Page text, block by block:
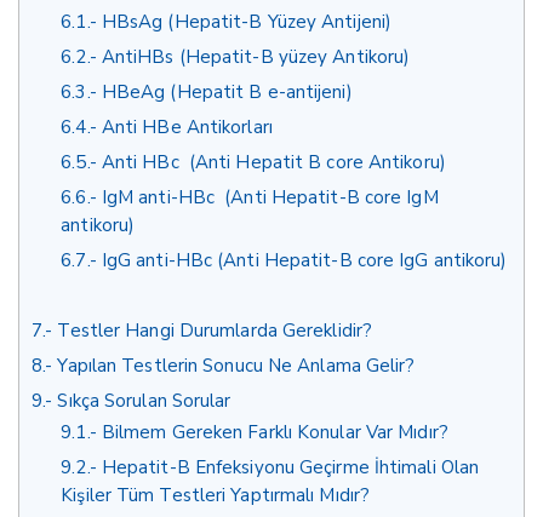
6.1. HBsAg (Hepatit-B Yüzey Antijeni)
6.2. AntiHBs (Hepatit-B yüzey Antikoru)
6.3. HBeAg (Hepatit B e-antijeni)
6.4. Anti HBe Antikorları
6.5. Anti HBc (Anti Hepatit B core Antikoru)
6.6. IgM anti-HBc (Anti Hepatit-B core IgM
antikoru)
6.7. IgG anti-HBc (Anti Hepatit-B core IgG antikoru)
7. Testler Hangi Durumlarda Gereklidir?
8. Yapılan Testlerin Sonucu Ne Anlama Gelir?
9. Sıkça Sorulan Sorular
9.1. Bilmem Gereken Farklı Konular Var Mıdır?
9.2. Hepatit-B Enfeksiyonu Geçirme İhtimali Olan
Kişiler Tüm Testleri Yaptırmalı Mıdır?